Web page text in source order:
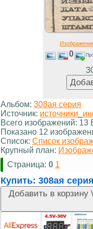
0
Альбом: 308ая серия
Источник:
Всего изображений: 13
Показано 12
Список: Список
Крупный план:
Страница: 0 1
Купить: 308ая серия